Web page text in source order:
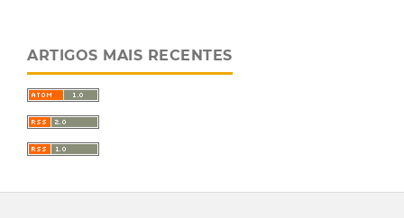
ARTIGOS MAIS RECENTES